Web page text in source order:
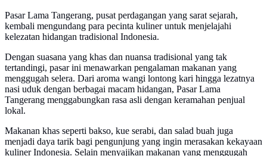
Pasar Lama Tangerang, pusat perdagangan yang sarat sejarah,
kembali mengundang para pecinta kuliner untuk menjelajahi
kelezatan hidangan tradisional Indonesia.
Dengan suasana yang khas dan nuansa tradisional yang tak
tertandingi, pasar ini menawarkan pengalaman makanan yang
menggugah selera. Dari aroma wangi lontong kari hingga lezatnya
nasi uduk dengan berbagai macam hidangan, Pasar Lama
Tangerang menggabungkan rasa asli dengan keramahan penjual
lokal.
Makanan khas seperti bakso, kue serabi, dan salad buah juga
menjadi daya tarik bagi pengunjung yang ingin merasakan kekayaan
kuliner Indonesia. Selain menyajikan makanan yang menggugah